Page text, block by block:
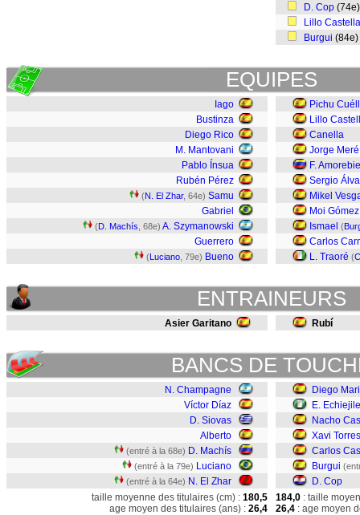
D. Cop
Lillo
Burgui
EQUIPES
Iago
Bustinza
Diego Rico
M. Mantovani
Pablo Ínsua
Rubén Pérez
(N. El Zhar, 64e) Samu
Gabriel
(D. Machís , 68e) A. Szymanowski
Guerrero
(Luciano , 79e) Bueno
Pichu
Lillo
Canella
Jorge Meré
F.
Sergio
Mikel
Moi Gómez
Ismael (
Carlos
L. Traoré (
ENTRAINEURS
Asier Garitano Rubí
BANCS DE
N. Champagne
Víctor Díaz
D. Siovas
Alberto
(entré à la 68e) D. Machís
(entré à la 79e) Luciano
(entré à la 64e) N. El Zhar
Diego
E. Echiejile
Nacho
Xavi Torres
Carlos
Burgui
D. Cop
taille moyenne des titulaires (cm) : 180,5
age moyen des titulaires (ans) : 26,4
184,0 : taille
26,4 : age moyen